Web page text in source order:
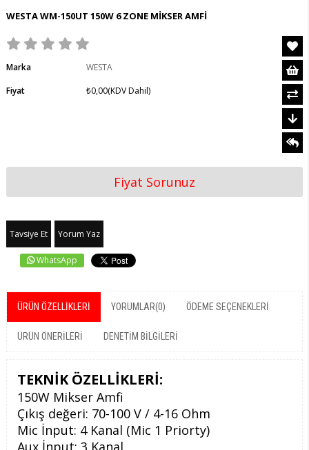
WESTA WM-150UT 150W 6 ZONE MİKSER AMFİ
Marka
WESTA
Fiyat
₺0,00(KDV Dahil)
Fiyat Sorunuz
Tavsiye Et Yorum Yaz
WhatsApp
ÜRÜN ÖZELLIKLERI YORUMLAR(0) ÖDEME SEÇENEKLERI
ÜRÜN ÖNERILERI DENETIM BILGILERI
TEKNİK ÖZELLİKLERİ:
150W Mikser Amfi
Çıkış değeri: 70-100 V / 4-16 Ohm
Mic İnput: 4 Kanal (Mic 1 Priorty)
Aux İnput: 3 Kanal